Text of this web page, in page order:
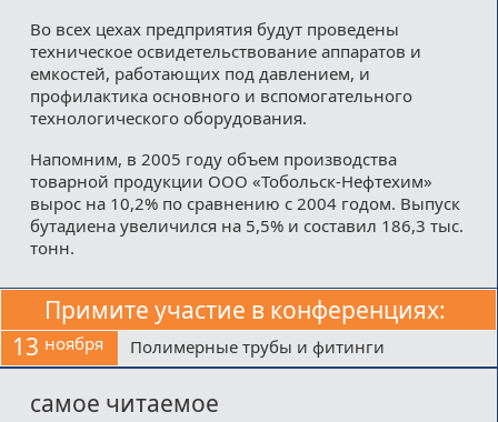
Во всех цехах предприятия будут проведены
техническое освидетельствование аппаратов и
емкостей, работающих под давлением, и
профилактика основного и вспомогательного
технологического оборудования.
Напомним, в 2005 году объем производства
товарной продукции ООО «Тобольск-Нефтехим»
вырос на 10,2% по сравнению с 2004 годом. Выпуск
бутадиена увеличился на 5,5% и составил 186,3 тыс.
тонн.
Примите участие в конференциях:
13 ноября Полимерные трубы и фитинги
самое читаемое